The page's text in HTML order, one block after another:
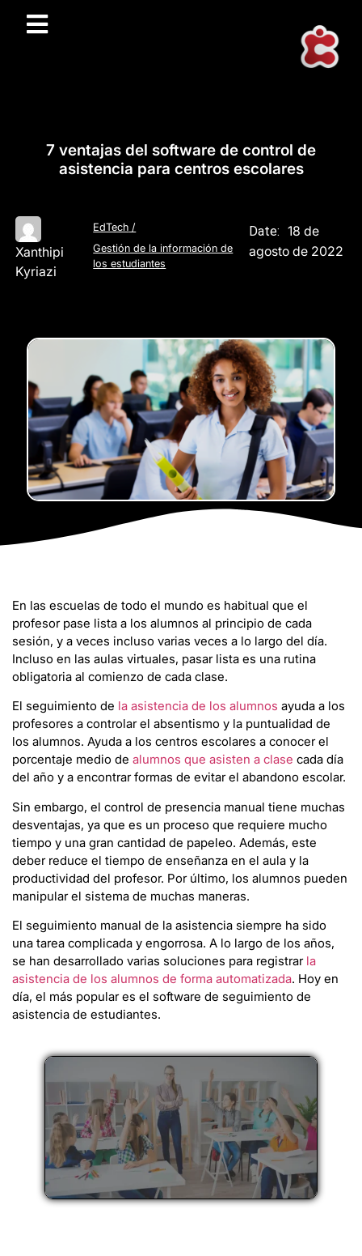
7 ventajas del software de control de
asistencia para centros escolares
Xanthipi
Kyriazi
EdTech /
Gestión de la información de
los estudiantes
Date: 18 de
agosto de 2022
En las escuelas de todo el mundo es habitual que el
profesor pase lista a los alumnos al principio de cada
sesión, y a veces incluso varias veces a lo largo del día.
Incluso en las aulas virtuales, pasar lista es una rutina
obligatoria al comienzo de cada clase.
El seguimiento de la asistencia de los alumnos ayuda a los
profesores a controlar el absentismo y la puntualidad de
los alumnos. Ayuda a los centros escolares a conocer el
porcentaje medio de alumnos que asisten a clase cada día
del año y a encontrar formas de evitar el abandono escolar.
Sin embargo, el control de presencia manual tiene muchas
desventajas, ya que es un proceso que requiere mucho
tiempo y una gran cantidad de papeleo. Además, este
deber reduce el tiempo de enseñanza en el aula y la
productividad del profesor. Por último, los alumnos pueden
manipular el sistema de muchas maneras.
El seguimiento manual de la asistencia siempre ha sido
una tarea complicada y engorrosa. A lo largo de los años,
se han desarrollado varias soluciones para registrar la
asistencia de los alumnos de forma automatizada. Hoy en
día, el más popular es el software de seguimiento de
asistencia de estudiantes.